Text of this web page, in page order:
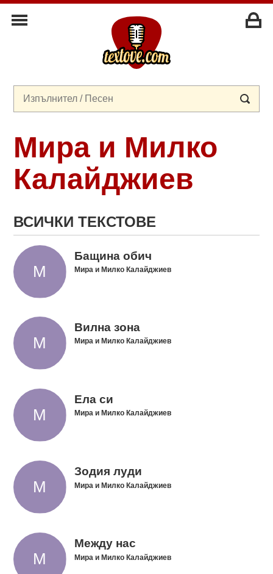
Мира и Милко
Калайджиев
ВСИЧКИ ТЕКСТОВЕ
Бащина обич
Мира и Милко Калайджиев
Вилна зона
Мира и Милко Калайджиев
Ела си
Мира и Милко Калайджиев
Зодия луди
Мира и Милко Калайджиев
Между нас
Мира и Милко Калайджиев